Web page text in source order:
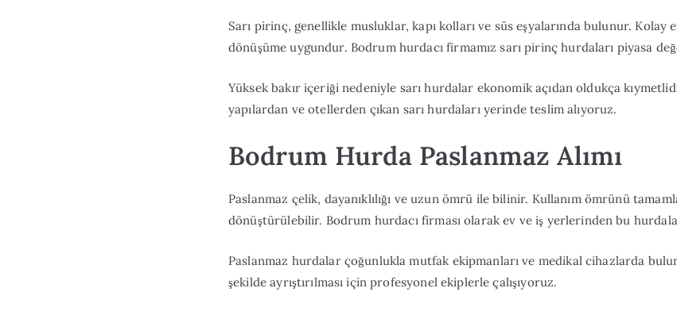
Sarı pirinç, genellikle musluklar, kapı kolları ve süs eşyalarında bulunur.
dönüşüme uygundur. Bodrum hurdacı firmamız sarı pirinç hurdaları piyasa
Yüksek bakır içeriği nedeniyle sarı hurdalar ekonomik açıdan oldukça
yapılardan ve otellerden çıkan sarı hurdaları yerinde teslim alıyoruz.
Bodrum Hurda Paslanmaz Alımı
Paslanmaz çelik, dayanıklılığı ve uzun ömrü ile bilinir. Kullanım ömrünü
dönüştürülebilir. Bodrum hurdacı firması olarak ev ve iş yerlerinden bu
Paslanmaz hurdalar çoğunlukla mutfak ekipmanları ve medikal cihazlarda
şekilde ayrıştırılması için profesyonel ekiplerle çalışıyoruz.